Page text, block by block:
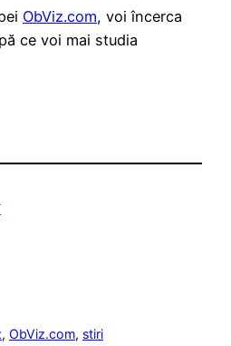
ObViz.com, voi încerca
ce voi mai studia
, ObViz.com, stiri